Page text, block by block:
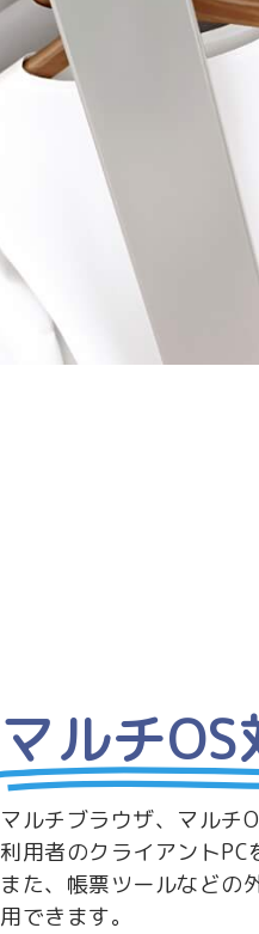
マルチOS
マルチブラウザ、マルチ
利用者のクライアントPC
また、帳票ツールなどの
用できます。